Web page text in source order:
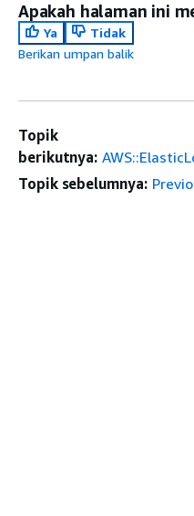
Apakah halaman ini
Ya
Tidak
Berikan umpan balik
Topik
berikutnya:
Topik sebelumnya: